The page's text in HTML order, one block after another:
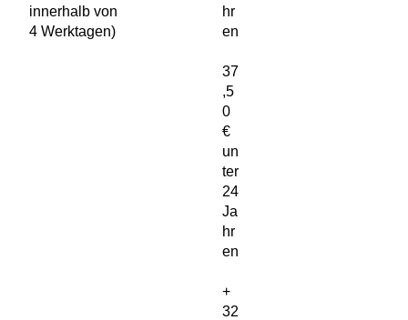
innerhalb von
4 Werktagen)
hr
en
37
,5
0
€
un
ter
24
Ja
hr
en
+
32